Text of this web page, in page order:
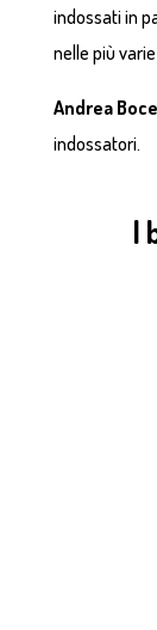
indossati in
nelle più
Andrea
indossatori.
I